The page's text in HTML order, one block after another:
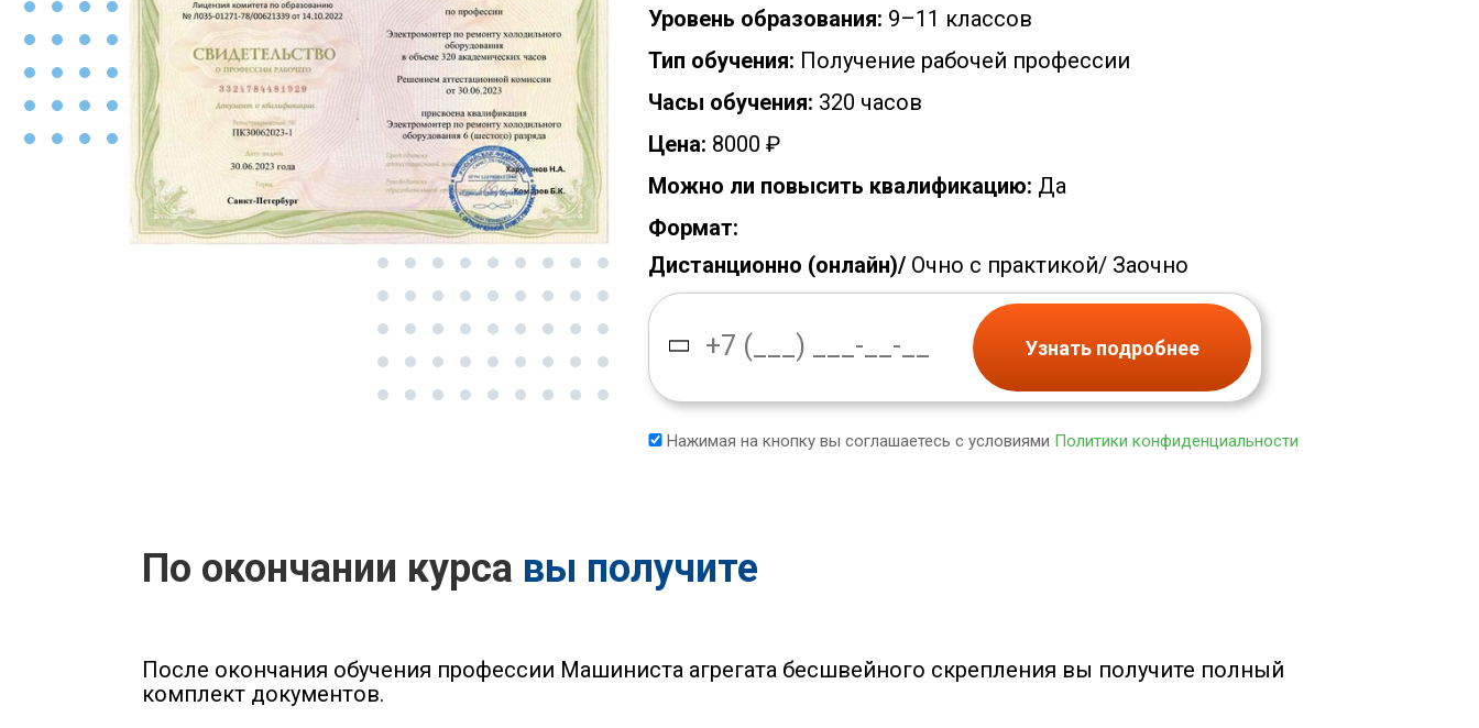
Уровень образования: 9–11 классов
Тип обучения: Получение рабочей профессии
Часы обучения: 320 часов
Цена: 8000 ₽
Можно ли повысить квалификацию: Да
Формат:
Дистанционно (онлайн)/ Очно с практикой/ Заочно
Узнать подробнее
Нажимая на кнопку вы соглашаетесь с условиями Политики конфиденциальности
По окончании курса вы получите
После окончания обучения профессии Машиниста агрегата бесшвейного скрепления вы получите полный
комплект документов.